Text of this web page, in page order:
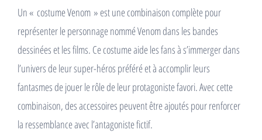
Un « costume Venom » est une combinaison complète pour
représenter le personnage nommé Venom dans les bandes
dessinées et les films. Ce costume aide les fans à s’immerger dans
l’univers de leur super-héros préféré et à accomplir leurs
fantasmes de jouer le rôle de leur protagoniste favori. Avec cette
combinaison, des accessoires peuvent être ajoutés pour renforcer
la ressemblance avec l’antagoniste fictif.